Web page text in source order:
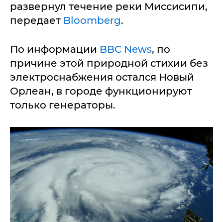
развернул течение реки Миссисипи,
передает Bloomberg.
По информации BBC News, по
причине этой природной стихии без
электроснабжения остался Новый
Орлеан, в городе функционируют
только генераторы.